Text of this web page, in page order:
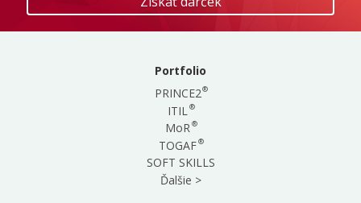
Portfolio
PRINCE2®
ITIL ®
MoR®
TOGAF®
SOFT SKILLS
Ďalšie >